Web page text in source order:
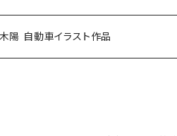
/ アクセサリー
トスタンド
parts / カーパーツ
CLUB MCRT
バッグ
サイズ
陽 自動車イラスト作品